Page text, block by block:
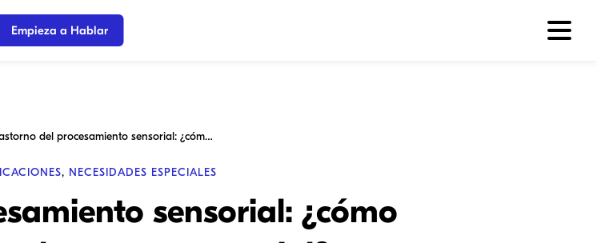
Empieza a Hablar
Trastorno del procesamiento sensorial: ¿cómo ayudar con la sobrecarga sensorial?
, NECESIDADES ESPECIALES
sensorial: ¿cómo